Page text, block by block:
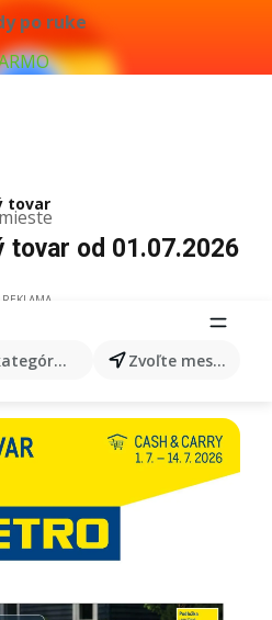
po ruke
produkty... Zvoľte mesto
tovar
tovar od 01.07.2026
REKLAMA